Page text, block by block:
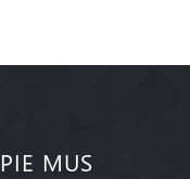
MUS